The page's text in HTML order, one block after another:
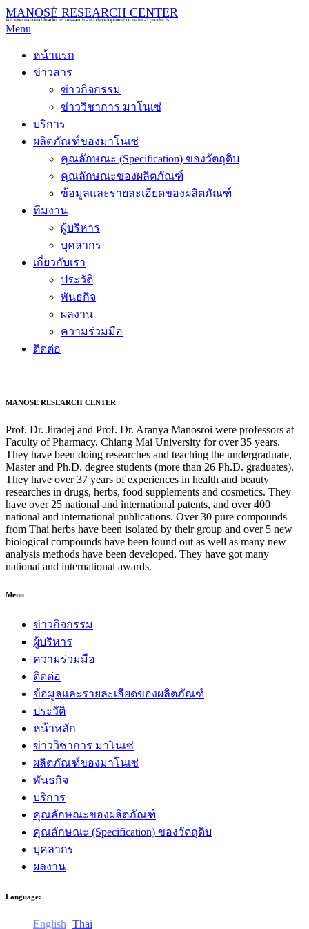
MANOSÉ RESEARCH CENTER
An international leader in research and development of natural products
Menu
หน้าแรก
ข่าวสาร
ข่าวกิจกรรม
ข่าววิชาการ มาโนเซ่
บริการ
ผลิตภัณฑ์ของมาโนเซ่
คุณลักษณะ (Specification) ของวัตถุดิบ
คุณลักษณะของผลิตภัณฑ์
ข้อมูลและรายละเอียดของผลิตภัณฑ์
ทีมงาน
ผู้บริหาร
บุคลากร
เกี่ยวกับเรา
ประวัติ
พันธกิจ
ผลงาน
ความร่วมมือ
ติดต่อ
MANOSE RESEARCH CENTER
Prof. Dr. Jiradej and Prof. Dr. Aranya Manosroi were professors at
Faculty of Pharmacy, Chiang Mai University for over 35 years.
They have been doing researches and teaching the undergraduate,
Master and Ph.D. degree students (more than 26 Ph.D. graduates).
They have over 37 years of experiences in health and beauty
researches in drugs, herbs, food supplements and cosmetics. They
have over 25 national and international patents, and over 400
national and international publications. Over 30 pure compounds
from Thai herbs have been isolated by their group and over 5 new
biological compounds have been found out as well as many new
analysis methods have been developed. They have got many
national and international awards.
Menu
ข่าวกิจกรรม
ผู้บริหาร
ความร่วมมือ
ติดต่อ
ข้อมูลและรายละเอียดของผลิตภัณฑ์
ประวัติ
หน้าหลัก
ข่าววิชาการ มาโนเซ่
ผลิตภัณฑ์ของมาโนเซ่
พันธกิจ
บริการ
คุณลักษณะของผลิตภัณฑ์
คุณลักษณะ (Specification) ของวัตถุดิบ
บุคลากร
ผลงาน
Language:
English Thai